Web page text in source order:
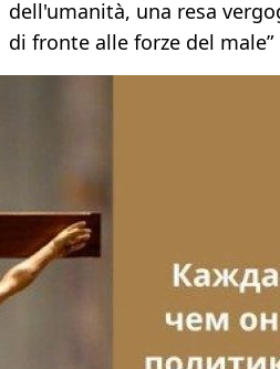
dell'umanità, una resa
di fronte alle forze del male”